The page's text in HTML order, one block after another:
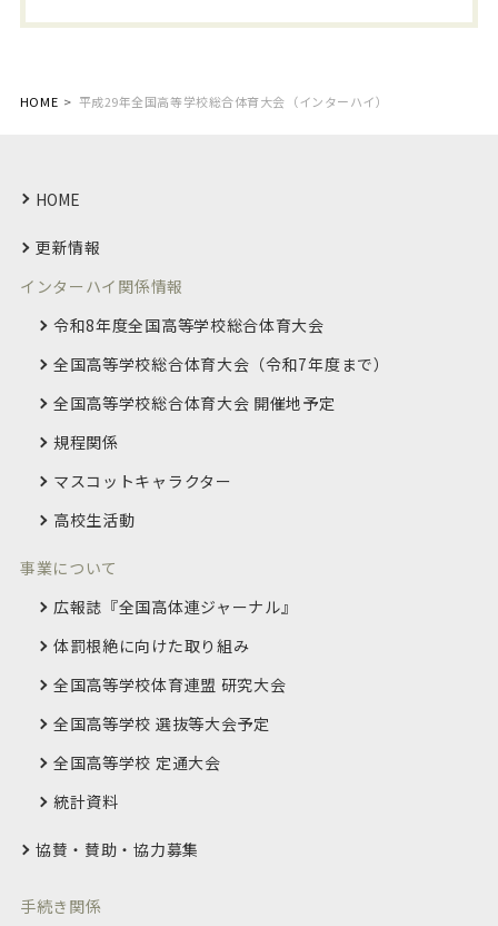
HOME 平成29年全国高等学校総合体育大会（インターハイ）
HOME
更新情報
インターハイ関係情報
令和8年度全国高等学校総合体育大会
全国高等学校総合体育大会 （令和7年度まで）
全国高等学校総合体育大会 開催地予定
規程関係
マスコットキャラクター
高校生活動
事業について
広報誌『全国高体連ジャーナル』
体罰根絶に向けた取り組み
全国高等学校体育連盟 研究大会
全国高等学校 選抜等大会予定
全国高等学校 定通大会
統計資料
協賛・賛助・協力募集
手続き関係